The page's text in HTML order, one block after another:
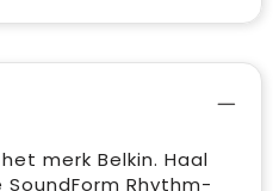
merk Belkin. Haal
Rhythm-